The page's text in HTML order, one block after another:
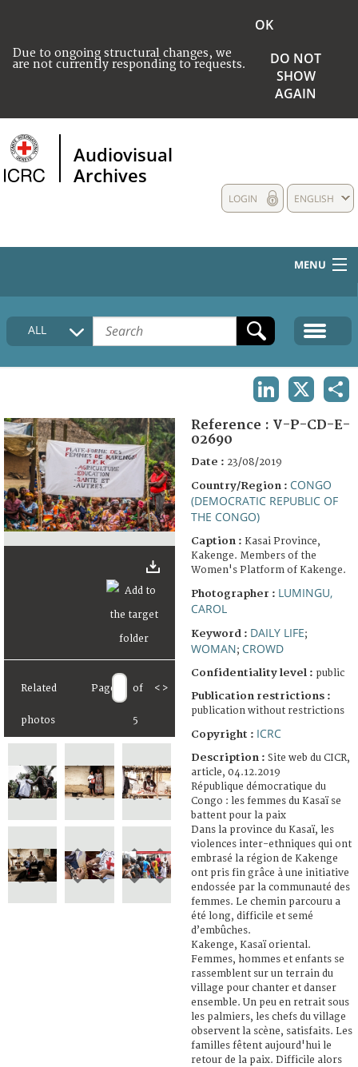
Due to ongoing structural changes, we
are not currently responding to requests.
OK
DO NOT
SHOW
AGAIN
Audiovisual
Archives
ENGLISH
LOGIN
MENU
HOME
COLLECTIONS DESCRIPTION
FAQ
ALL
Related
photos
Page of
5
< >
Reference : V-P-CD-E-
02690
Date : 23/08/2019
Country/Region : CONGO
(DEMOCRATIC REPUBLIC OF
THE CONGO)
Caption : Kasai Province,
Kakenge. Members of the
Women's Platform of Kakenge.
Photographer : LUMINGU,
CAROL
Keyword : DAILY LIFE;
WOMAN; CROWD
Confidentiality level : public
Publication restrictions :
publication without restrictions
Copyright : ICRC
Description : Site web du CICR,
article, 04.12.2019
République démocratique du
Congo : les femmes du Kasaï se
battent pour la paix
Dans la province du Kasaï, les
violences inter-ethniques qui ont
embrasé la région de Kakenge
ont pris fin grâce à une initiative
endossée par la communauté des
femmes. Le chemin parcouru a
été long, difficile et semé
d’embûches.
Kakenge, Kasaï oriental.
Femmes, hommes et enfants se
rassemblent sur un terrain du
village pour chanter et danser
ensemble. Un peu en retrait sous
les palmiers, les chefs du village
observent la scène, satisfaits. Les
familles fêtent aujourd'hui le
retour de la paix. Difficile alors